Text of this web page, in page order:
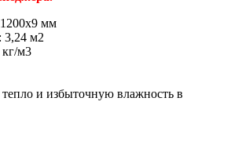
мм
3,24 м2
кг/м3
и избыточную влажность в